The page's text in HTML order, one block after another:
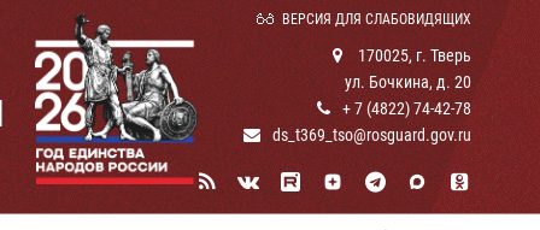
ВЕРСИЯ ДЛЯ СЛАБОВИДЯЩИХ
170025, г. Тверь
ул. Бочкина, д. 20
+ 7 (4822) 74-42-78
ds_t369_tso@rosguard.gov.ru